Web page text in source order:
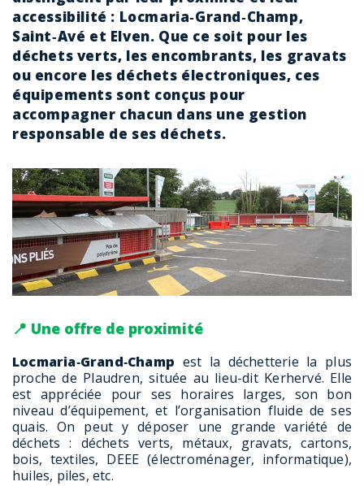
accessibilité : Locmaria‑Grand‑Champ,
Saint‑Avé et Elven. Que ce soit pour les
déchets verts, les encombrants, les gravats
ou encore les déchets électroniques, ces
équipements sont conçus pour
accompagner chacun dans une gestion
responsable de ses déchets.
📍 Une offre de proximité
Locmaria‑Grand‑Champ est la déchetterie la plus
proche de Plaudren, située au lieu-dit Kerhervé. Elle
est appréciée pour ses horaires larges, son bon
niveau d’équipement, et l’organisation fluide de ses
quais. On peut y déposer une grande variété de
déchets : déchets verts, métaux, gravats, cartons,
bois, textiles, DEEE (électroménager, informatique),
huiles, piles, etc.